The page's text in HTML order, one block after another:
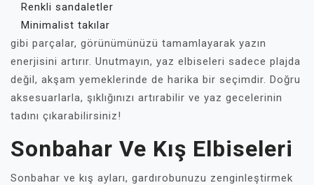
Renkli sandaletler
Minimalist takılar
gibi parçalar, görünümünüzü tamamlayarak yazın
enerjisini artırır. Unutmayın, yaz elbiseleri sadece plajda
değil, akşam yemeklerinde de harika bir seçimdir. Doğru
aksesuarlarla, şıklığınızı artırabilir ve yaz gecelerinin
tadını çıkarabilirsiniz!
Sonbahar Ve Kış Elbiseleri
Sonbahar ve kış ayları, gardırobunuzu zenginleştirmek